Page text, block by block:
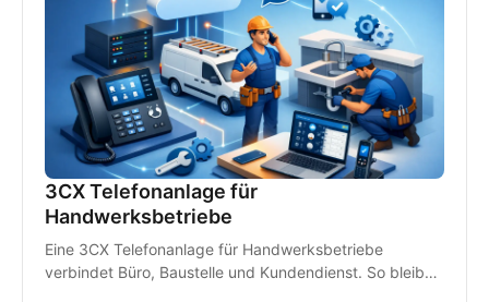
3CX Telefonanlage für
Handwerksbetriebe
Eine 3CX Telefonanlage für Handwerksbetriebe
verbindet Büro, Baustelle und Kundendienst. So bleiben